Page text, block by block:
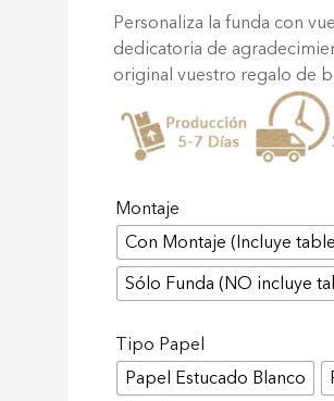
Personaliza la funda con
dedicatoria de
original vuestro regalo de
Montaje
Con Montaje (Incluye
Sólo Funda (NO incluye
Tipo Papel
Papel Estucado Blanco